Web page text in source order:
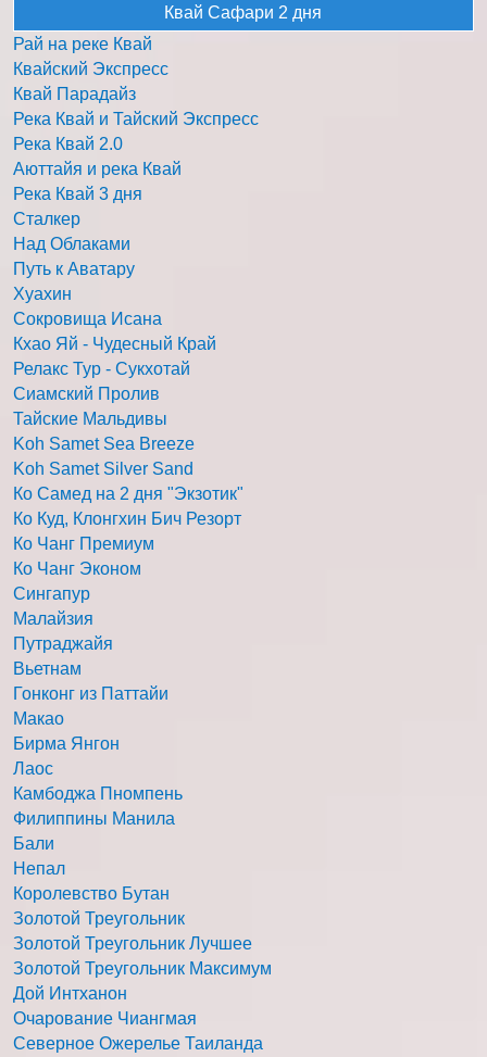
Квай Сафари 2 дня
Рай на реке Квай
Квайский Экспресс
Квай Парадайз
Река Квай и Тайский Экспресс
Река Квай 2.0
Аюттайя и река Квай
Река Квай 3 дня
Сталкер
Над Облаками
Путь к Аватару
Хуахин
Сокровища Исана
Кхао Яй - Чудесный Край
Релакс Тур - Сукхотай
Сиамский Пролив
Тайские Мальдивы
Koh Samet Sea Breeze
Koh Samet Silver Sand
Ко Самед на 2 дня "Экзотик"
Ко Куд, Клонгхин Бич Резорт
Ко Чанг Премиум
Ко Чанг Эконом
Сингапур
Малайзия
Путраджайя
Вьетнам
Гонконг из Паттайи
Макао
Бирма Янгон
Лаос
Камбоджа Пномпень
Филиппины Манила
Бали
Непал
Королевство Бутан
Золотой Треугольник
Золотой Треугольник Лучшее
Золотой Треугольник Максимум
Дой Интханон
Очарование Чиангмая
Северное Ожерелье Таиланда